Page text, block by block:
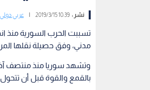
نشر :10:39 2019/3/15 عربي دولي
مدني، وفق حصيلة نقلها
بالقمع والقوة قبل أن